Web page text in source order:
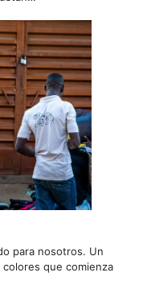
para nosotros. Un
que comienza